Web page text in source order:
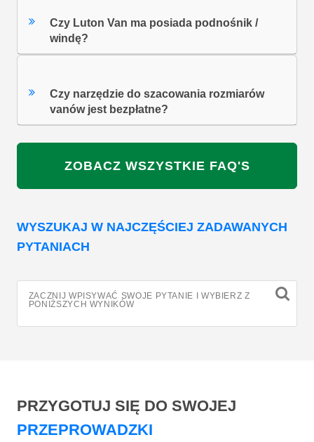
Czy Luton Van ma posiada podnośnik /
windę?
Czy narzędzie do szacowania rozmiarów
vanów jest bezpłatne?
ZOBACZ WSZYSTKIE FAQ'S
WYSZUKAJ W NAJCZĘŚCIEJ ZADAWANYCH
PYTANIACH
ZACZNIJ WPISYWAĆ SWOJE PYTANIE I WYBIERZ Z
PONIŻSZYCH WYNIKÓW
PRZYGOTUJ SIĘ DO SWOJEJ
PRZEPROWADZKI